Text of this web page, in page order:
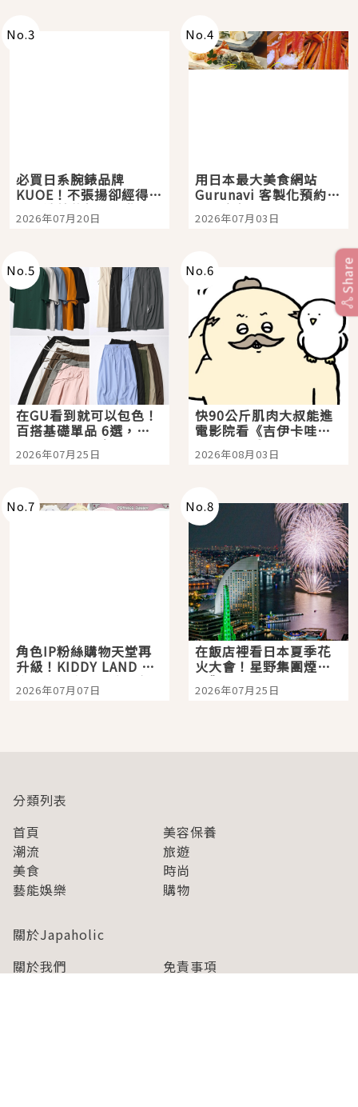
No.3
必買日系腕錶品牌
KUOE！不張揚卻經得起
時間洗鍊的經典之作五
選
2026年07月20日
No.4
用日本最大美食網站
Gurunavi 客製化預約九
大都市餐廳，打造專屬
美食體驗！
2026年07月03日
No.5
在GU看到就可以包色！
百搭基礎單品 6選，閉
眼全收也不心疼
2026年07月25日
No.6
快90公斤肌肉大叔能進
電影院看《吉伊卡哇》
嗎？日本重金屬樂團
「打首」會長與nagano
2026年08月03日
No.7
角色IP粉絲購物天堂再
升級！KIDDY LAND 原
宿店吉伊卡哇迎客，新
開幕 OMOKADO 店3分
2026年07月07日
No.8
在飯店裡看日本夏季花
火大會！星野集團煙火
景觀飯店6選，讓你不用
人擠人悠閒欣賞
2026年07月25日
Share
分類列表
首頁
美容保養
潮流
旅遊
美食
時尚
藝能娛樂
購物
關於Japaholic
關於我們
免責事項